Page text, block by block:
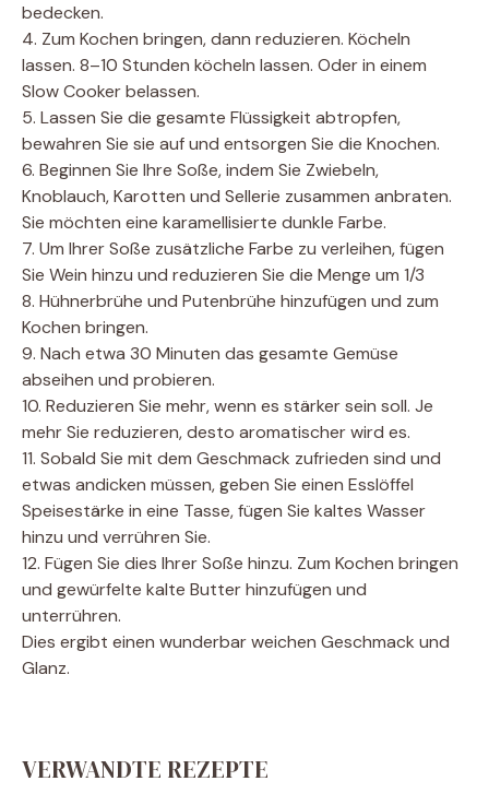
bedecken.
4. Zum Kochen bringen, dann reduzieren. Köcheln
lassen. 8–10 Stunden köcheln lassen. Oder in einem
Slow Cooker belassen.
5. Lassen Sie die gesamte Flüssigkeit abtropfen,
bewahren Sie sie auf und entsorgen Sie die Knochen.
6. Beginnen Sie Ihre Soße, indem Sie Zwiebeln,
Knoblauch, Karotten und Sellerie zusammen anbraten.
Sie möchten eine karamellisierte dunkle Farbe.
7. Um Ihrer Soße zusätzliche Farbe zu verleihen, fügen
Sie Wein hinzu und reduzieren Sie die Menge um 1/3
8. Hühnerbrühe und Putenbrühe hinzufügen und zum
Kochen bringen.
9. Nach etwa 30 Minuten das gesamte Gemüse
abseihen und probieren.
10. Reduzieren Sie mehr, wenn es stärker sein soll. Je
mehr Sie reduzieren, desto aromatischer wird es.
11. Sobald Sie mit dem Geschmack zufrieden sind und
etwas andicken müssen, geben Sie einen Esslöffel
Speisestärke in eine Tasse, fügen Sie kaltes Wasser
hinzu und verrühren Sie.
12. Fügen Sie dies Ihrer Soße hinzu. Zum Kochen bringen
und gewürfelte kalte Butter hinzufügen und
unterrühren.
Dies ergibt einen wunderbar weichen Geschmack und
Glanz.
VERWANDTE REZEPTE